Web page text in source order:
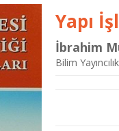
Yapı
İbrahim
Bilim Yayıncılık